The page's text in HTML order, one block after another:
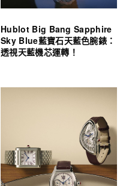
Hublot Big Bang Sapphire
Sky Blue藍寶石天藍色腕錶：
透視天藍機芯運轉！